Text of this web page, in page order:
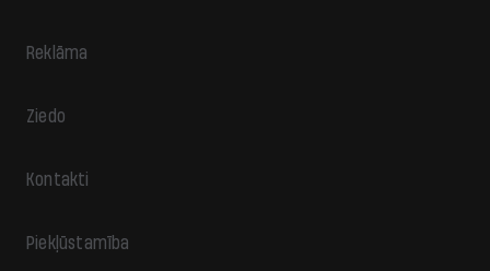
Reklāma
Ziedo
Kontakti
Piekļūstamība